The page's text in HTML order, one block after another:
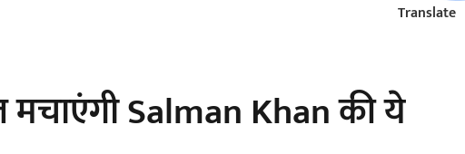
Translate
मचाएंगी Salman Khan की ये